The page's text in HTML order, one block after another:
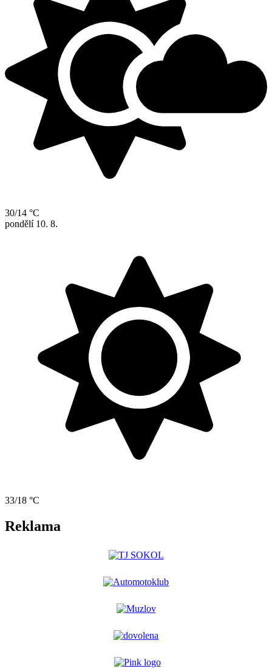
30/14 °C
pondělí 10. 8.
33/18 °C
Reklama